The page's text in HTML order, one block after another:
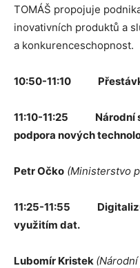
TOMÁŠ propojuje
inovativních produktů a
a konkurenceschopnost.
10:50-11:10
11:10-11:25 Národní
podpora nových
Petr Očko (Ministerstvo
11:25-11:55
využitím dat.
Lubomír Kristek